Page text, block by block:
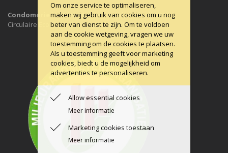
Condomerie is 100% CO2-neutraal, al sinds 2011
Circulaire Economie ons uitgangspunt.
Om onze service te optimaliseren,
maken wij gebruik van cookies om u nog
beter van dienst te zijn. Om te voldoen
aan de cookie wetgeving, vragen we uw
toestemming om de cookies te plaatsen.
Als u toestemming geeft voor marketing
cookies, biedt u de mogelijkheid om
advertenties te personaliseren.
Allow essential cookies
Meer informatie
Marketing cookies toestaan
Meer informatie